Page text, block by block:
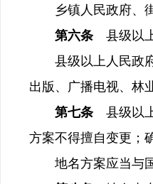
乡镇人民政府、街
第六条
县级以
县级以上人民政府
出版、广播电视、林
第七条
县级以
方案不得擅自变更；
地名方案应当与国